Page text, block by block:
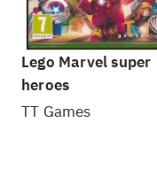
Lego Marvel super
heroes
TT Games